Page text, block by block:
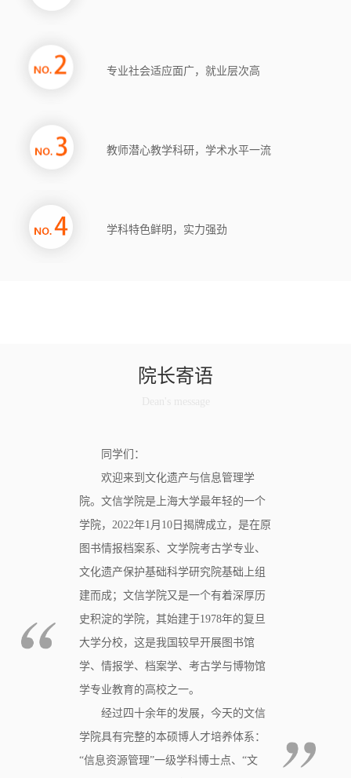
专业社会适应面广，就业层次高
教师潜心教学科研，学术水平一流
学科特色鲜明，实力强劲
院长寄语
同学们：
欢迎来到文化遗产与信息管理学
院。文信学院是上海大学最年轻的一个
学院，2022年1月10日揭牌成立，是在原
图书情报档案系、文学院考古学专业、
文化遗产保护基础科学研究院基础上组
建而成；文信学院又是一个有着深厚历
史积淀的学院，其始建于1978年的复旦
大学分校，这是我国较早开展图书馆
学、情报学、档案学、考古学与博物馆
学专业教育的高校之一。
经过四十余年的发展，今天的文信
学院具有完整的本硕博人才培养体系：
“信息资源管理”一级学科博士点、“文